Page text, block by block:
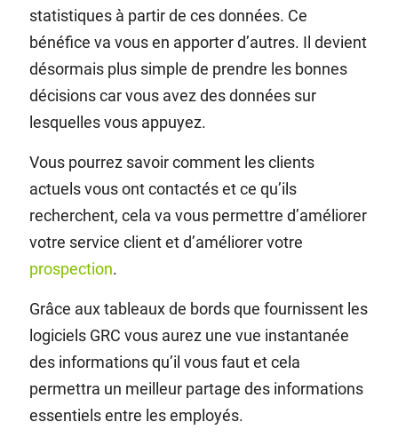
statistiques à partir de ces données. Ce
bénéfice va vous en apporter d’autres. Il devient
désormais plus simple de prendre les bonnes
décisions car vous avez des données sur
lesquelles vous appuyez.
Vous pourrez savoir comment les clients
actuels vous ont contactés et ce qu’ils
recherchent, cela va vous permettre d’améliorer
votre service client et d’améliorer votre
prospection.
Grâce aux tableaux de bords que fournissent les
logiciels GRC vous aurez une vue instantanée
des informations qu’il vous faut et cela
permettra un meilleur partage des informations
essentiels entre les employés.